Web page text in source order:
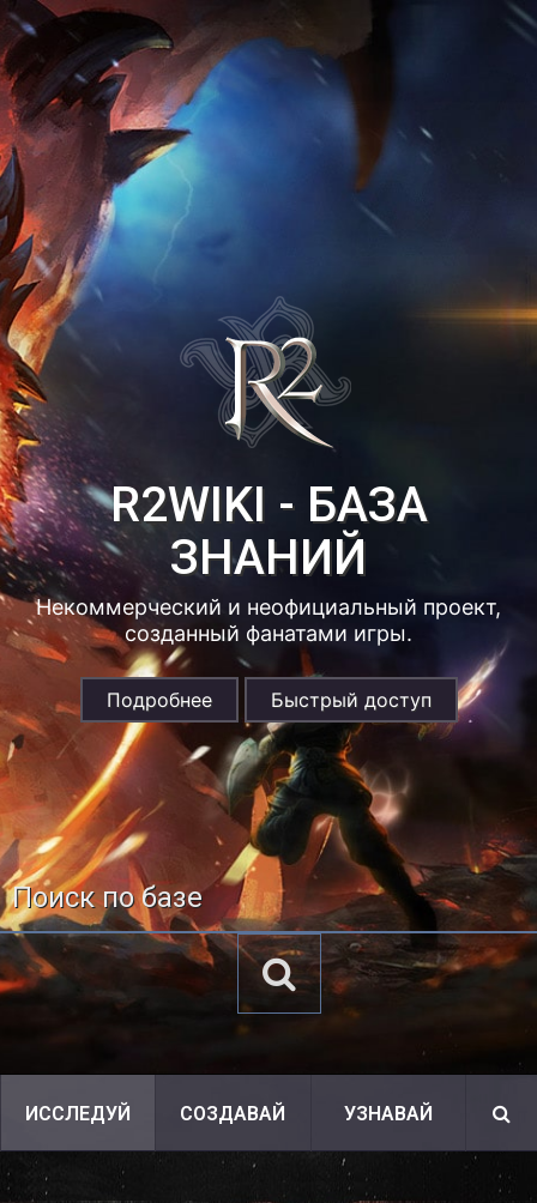
R2WIKI - БАЗА
ЗНАНИЙ
Некоммерческий и неофициальный проект,
созданный фанатами игры.
Подробнее Быстрый доступ
ИССЛЕДУЙ СОЗДАВАЙ УЗНАВАЙ